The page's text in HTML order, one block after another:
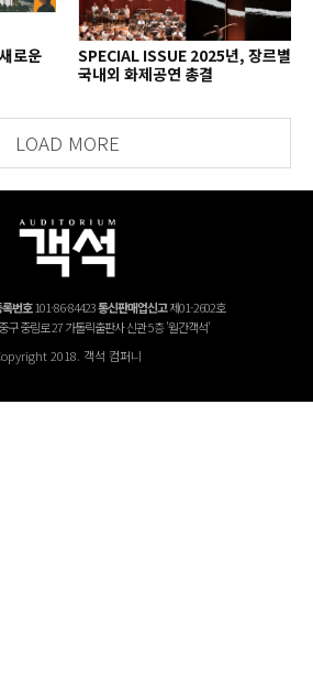
로운
SPECIAL ISSUE 2025년, 장르별
국내외 화제공연 총결
LOAD MORE
번호101-86-84423통신판매업신고제01-2602호
구 중림로 27 가톨릭출판사 신관 5층 '월간객석'
2018. 객석 컴퍼니